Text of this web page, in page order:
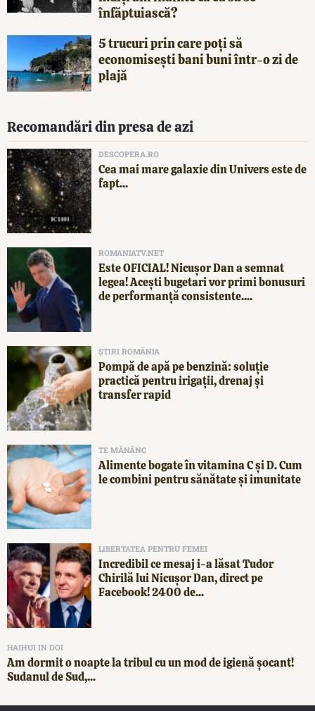
înfăptuiască?
5 trucuri prin care poți să
economisești bani buni într-o zi de
plajă
Recomandări din presa de azi
DESCOPERA.RO
Cea mai mare galaxie din Univers este de
fapt...
ROMANIATV.NET
Este OFICIAL! Nicușor Dan a semnat
legea! Acești bugetari vor primi bonusuri
de performanță consistente....
ȘTIRI ROMÂNIA
Pompă de apă pe benzină: soluție
practică pentru irigații, drenaj și
transfer rapid
TE MĂNÂNC
Alimente bogate în vitamina C și D. Cum
le combini pentru sănătate și imunitate
LIBERTATEA PENTRU FEMEI
Incredibil ce mesaj i-a lăsat Tudor
Chirilă lui Nicușor Dan, direct pe
Facebook! 2400 de...
HAIHUI IN DOI
Am dormit o noapte la tribul cu un mod de igienă șocant!
Sudanul de Sud,...